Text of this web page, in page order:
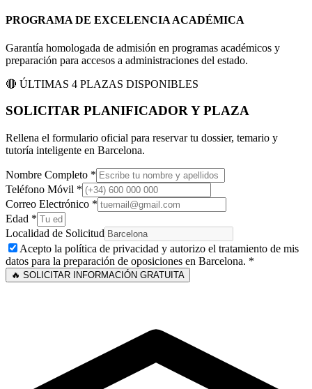
PROGRAMA DE EXCELENCIA ACADÉMICA
Garantía homologada de admisión en programas académicos y
preparación para accesos a administraciones del estado.
🔴 ÚLTIMAS 4 PLAZAS DISPONIBLES
SOLICITAR PLANIFICADOR Y PLAZA
Rellena el formulario oficial para reservar tu dossier, temario y
tutoría inteligente en Barcelona.
Nombre Completo *
Teléfono Móvil *
Correo Electrónico *
Edad *
Localidad de Solicitud
Acepto la política de privacidad y autorizo el tratamiento de mis
datos para la preparación de oposiciones en Barcelona. *
🔥 SOLICITAR INFORMACIÓN GRATUITA